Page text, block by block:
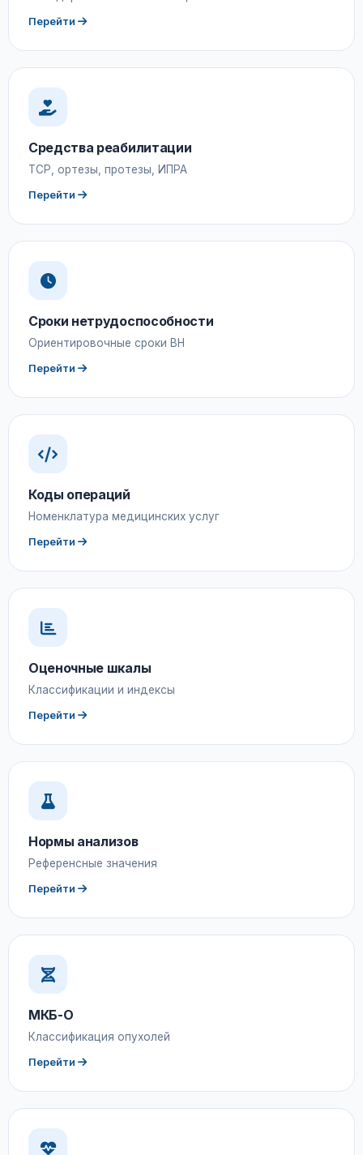
Перейти
Средства реабилитации
ТСР, ортезы, протезы, ИПРА
Перейти
Сроки нетрудоспособности
Ориентировочные сроки ВН
Перейти
Коды операций
Номенклатура медицинских услуг
Перейти
Оценочные шкалы
Классификации и индексы
Перейти
Нормы анализов
Референсные значения
Перейти
МКБ-О
Классификация опухолей
Перейти